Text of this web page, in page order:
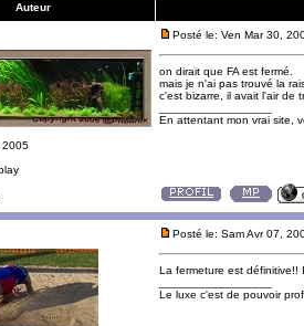
Auteur
2005
Posté le: Ven Mar 30,
on dirait que FA est fermé.
mais je n'ai pas trouvé la
c'est bizarre, il avait l'air de
En attentant mon vrai site,
Posté le: Sam Avr 07,
La fermeture est
Le luxe c'est de pouvoir